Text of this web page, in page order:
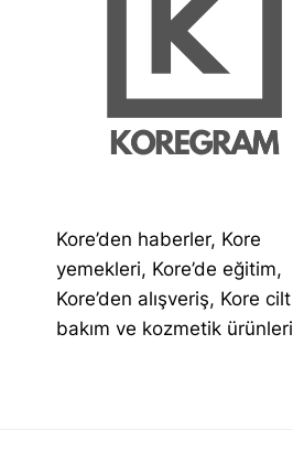
Kore’den haberler, Kore
yemekleri, Kore’de eğitim,
Kore’den alışveriş, Kore cilt
bakım ve kozmetik ürünleri